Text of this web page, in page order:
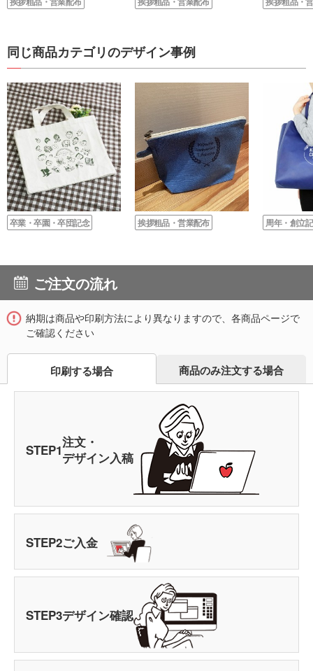
同じ商品カテゴリのデザイン事例
卒業・卒園・卒団記念 挨拶粗品・営業配布 周年・創立
ご注文の流れ
納期は商品や印刷方法により異なりますので、各商品ページで
ご確認ください
印刷する場合 商品のみ注文する場合
STEP1注文・
デザイン入稿
STEP2ご入金
STEP3デザイン確認